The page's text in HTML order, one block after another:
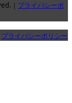
｜ プライバシーポ
プライバシーポリシー